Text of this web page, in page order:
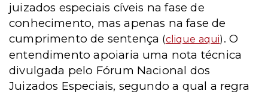
juizados especiais cíveis na fase de
conhecimento, mas apenas na fase de
cumprimento de sentença (clique aqui) . O
entendimento apoiaria uma nota técnica
divulgada pelo Fórum Nacional dos
Juizados Especiais, segundo a qual a regra